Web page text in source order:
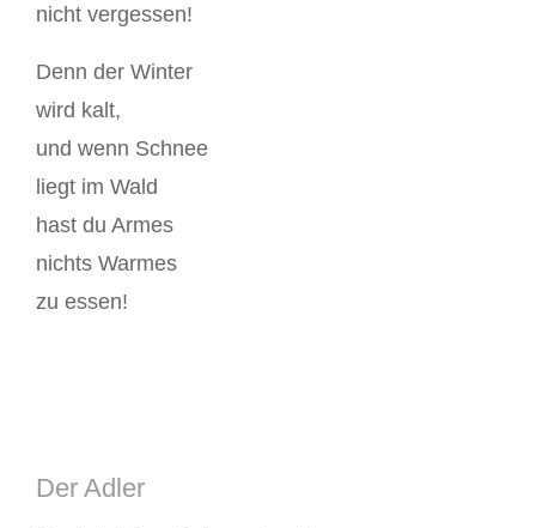
nicht vergessen!
Denn der Winter
wird kalt,
und wenn Schnee
liegt im Wald
hast du Armes
nichts Warmes
zu essen!
Der Adler